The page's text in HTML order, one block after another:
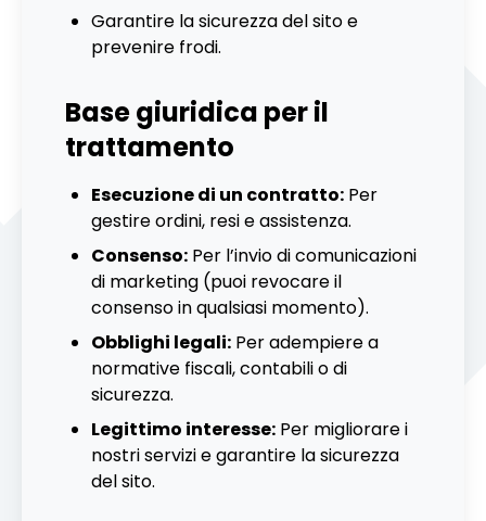
Garantire la sicurezza del sito e
prevenire frodi.
Base giuridica per il
trattamento
Esecuzione di un contratto: Per
gestire ordini, resi e assistenza.
Consenso: Per l’invio di comunicazioni
di marketing (puoi revocare il
consenso in qualsiasi momento).
Obblighi legali: Per adempiere a
normative fiscali, contabili o di
sicurezza.
Legittimo interesse: Per migliorare i
nostri servizi e garantire la sicurezza
del sito.